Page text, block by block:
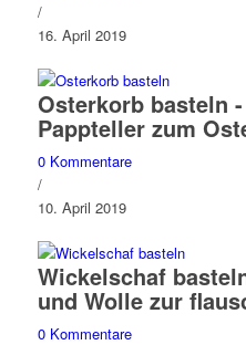
/
16. April 2019
Osterkorb basteln
Pappteller zum
0 Kommentare
/
10. April 2019
Wickelschaf
und Wolle zur
0 Kommentare